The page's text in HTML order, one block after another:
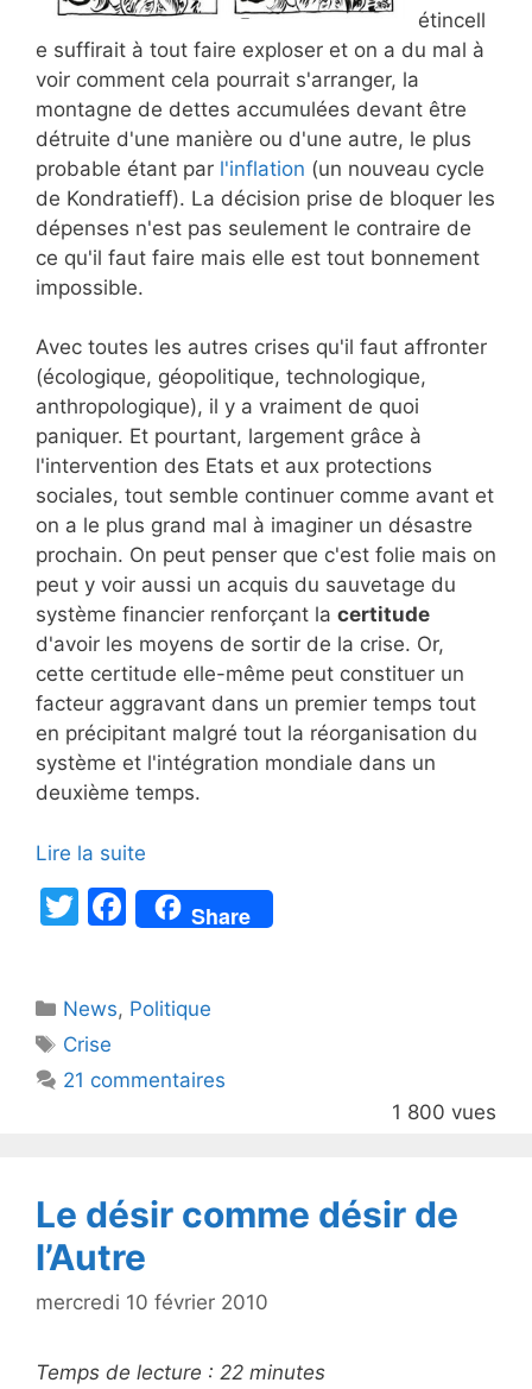
étincell
e suffirait à tout faire exploser et on a du mal à
voir comment cela pourrait s'arranger, la
montagne de dettes accumulées devant être
détruite d'une manière ou d'une autre, le plus
probable étant par l'inflation (un nouveau cycle
de Kondratieff). La décision prise de bloquer les
dépenses n'est pas seulement le contraire de
ce qu'il faut faire mais elle est tout bonnement
impossible.
Avec toutes les autres crises qu'il faut affronter
(écologique, géopolitique, technologique,
anthropologique), il y a vraiment de quoi
paniquer. Et pourtant, largement grâce à
l'intervention des Etats et aux protections
sociales, tout semble continuer comme avant et
on a le plus grand mal à imaginer un désastre
prochain. On peut penser que c'est folie mais on
peut y voir aussi un acquis du sauvetage du
système financier renforçant la certitude
d'avoir les moyens de sortir de la crise. Or,
cette certitude elle-même peut constituer un
facteur aggravant dans un premier temps tout
en précipitant malgré tout la réorganisation du
système et l'intégration mondiale dans un
deuxième temps.
Lire la suite
T
er
F
a
e
o
Share
Catégories
News, Politique
Étiquettes
Crise
21 commentaires
1 800 vues
Le désir comme désir de
l’Autre
mercredi 10 février 2010
Temps de lecture : 22 minutes